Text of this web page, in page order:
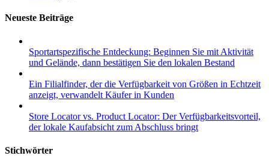
Neueste Beiträge
Sportartspezifische Entdeckung: Beginnen Sie mit Aktivität
und Gelände, dann bestätigen Sie den lokalen Bestand
Ein Filialfinder, der die Verfügbarkeit von Größen in Echtzeit
anzeigt, verwandelt Käufer in Kunden
Store Locator vs. Product Locator: Der Verfügbarkeitsvorteil,
der lokale Kaufabsicht zum Abschluss bringt
Stichwörter